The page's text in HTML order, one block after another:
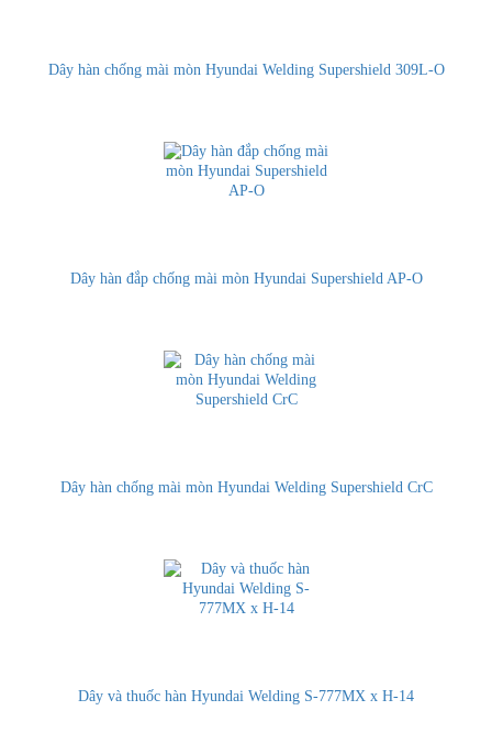
Dây hàn chống mài mòn Hyundai Welding Supershield 309L-O
Dây hàn đắp chống mài mòn Hyundai Supershield AP-O
Dây hàn chống mài mòn Hyundai Welding Supershield CrC
Dây và thuốc hàn Hyundai Welding S-777MX x H-14